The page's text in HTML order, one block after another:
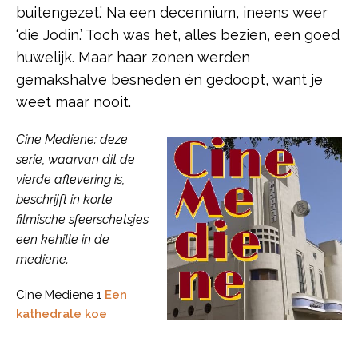
buitengezet.’ Na een decennium, ineens weer
‘die Jodin.’ Toch was het, alles bezien, een goed
huwelijk. Maar haar zonen werden
gemakshalve besneden én gedoopt, want je
weet maar nooit.
Cine Mediene: deze
serie, waarvan dit de
vierde aflevering is,
beschrijft in korte
filmische sfeerschetsjes
een kehille in de
mediene.
Cine Mediene 1 Een
kathedrale koe